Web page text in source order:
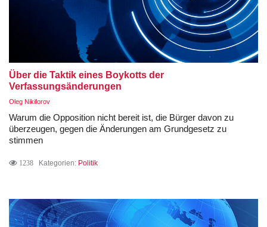
Über die Taktik eines Boykotts der
Verfassungsänderungen
Oleg Nikiforov
Warum die Opposition nicht bereit ist, die Bürger davon zu
überzeugen, gegen die Änderungen am Grundgesetz zu
stimmen
1238 Kategorien: Politik